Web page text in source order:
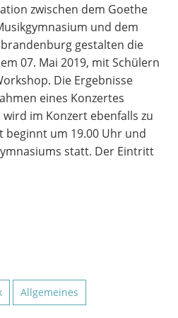
zwischen dem Goethe
und dem
gestalten die
07. Mai 2019, mit Schülern
Die Ergebnisse
eines Konzertes
im Konzert ebenfalls zu
beginnt um 19.00 Uhr und
statt. Der Eintritt
Allgemeines